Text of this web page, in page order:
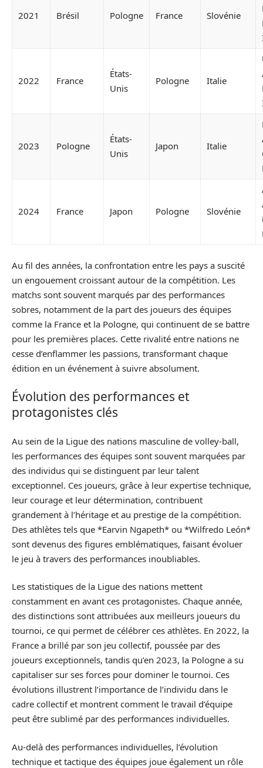
2021 Brésil Pologne France Slovénie
2022 France
États-
Unis
Pologne Italie
2023 Pologne
États-
Unis
Japon Italie
2024 France Japon Pologne Slovénie
Au fil des années, la confrontation entre les pays a suscité
un engouement croissant autour de la compétition. Les
matchs sont souvent marqués par des performances
sobres, notamment de la part des joueurs des équipes
comme la France et la Pologne, qui continuent de se battre
pour les premières places. Cette rivalité entre nations ne
cesse d’enflammer les passions, transformant chaque
édition en un événement à suivre absolument.
Évolution des performances et
protagonistes clés
Au sein de la Ligue des nations masculine de volley-ball,
les performances des équipes sont souvent marquées par
des individus qui se distinguent par leur talent
exceptionnel. Ces joueurs, grâce à leur expertise technique,
leur courage et leur détermination, contribuent
grandement à l’héritage et au prestige de la compétition.
Des athlètes tels que *Earvin Ngapeth* ou *Wilfredo León*
sont devenus des figures emblématiques, faisant évoluer
le jeu à travers des performances inoubliables.
Les statistiques de la Ligue des nations mettent
constamment en avant ces protagonistes. Chaque année,
des distinctions sont attribuées aux meilleurs joueurs du
tournoi, ce qui permet de célébrer ces athlètes. En 2022, la
France a brillé par son jeu collectif, poussée par des
joueurs exceptionnels, tandis qu’en 2023, la Pologne a su
capitaliser sur ses forces pour dominer le tournoi. Ces
évolutions illustrent l’importance de l’individu dans le
cadre collectif et montrent comment le travail d’équipe
peut être sublimé par des performances individuelles.
Au-delà des performances individuelles, l’évolution
technique et tactique des équipes joue également un rôle